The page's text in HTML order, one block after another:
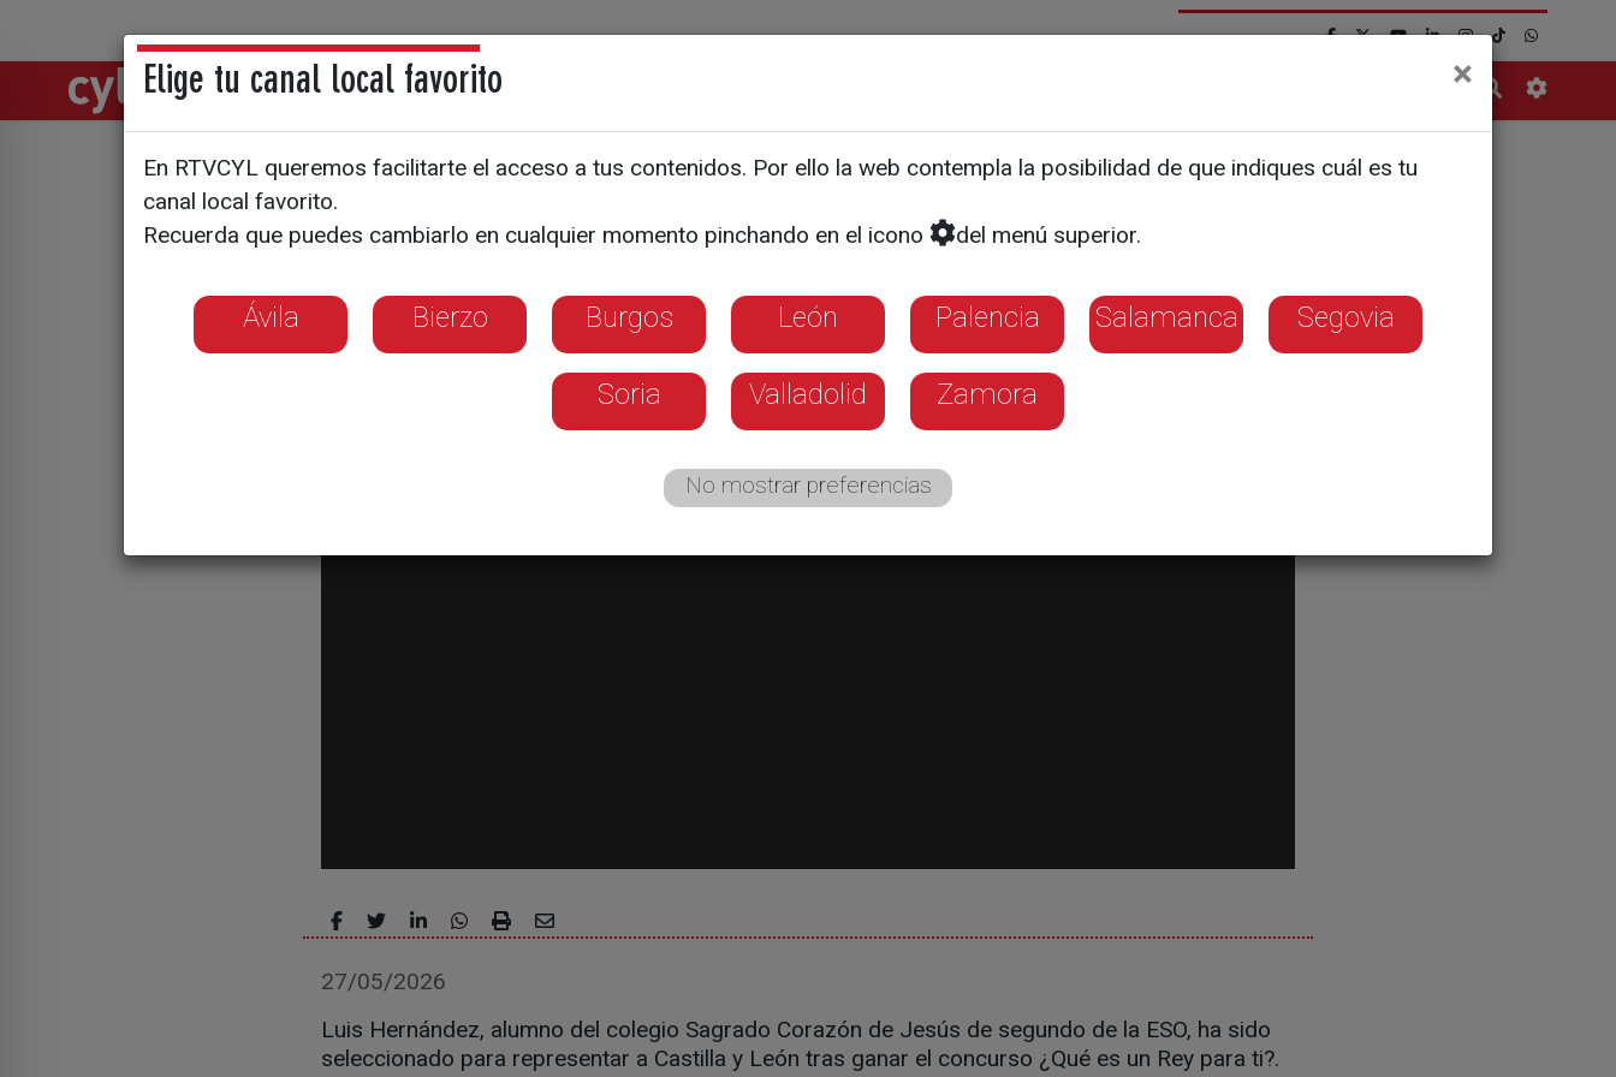
Directos Noticias
Un zamorano representará a Castilla y León
en el concurso ¿Qué es un rey para ti?
27/05/2026
Luis Hernández, alumno del colegio Sagrado Corazón de Jesús de segundo de la ESO, ha sido
seleccionado para representar a Castilla y León tras ganar el concurso ¿Qué es un Rey para ti?.
Elige tu canal local favorito ×
En RTVCYL queremos facilitarte el acceso a tus contenidos. Por ello la web contempla la posibilidad de que indiques cuál es tu
canal local favorito.
Recuerda que puedes cambiarlo en cualquier momento pinchando en el icono
del menú superior.
Ávila Bierzo Burgos León Palencia Salamanca Segovia
Soria Valladolid Zamora
No mostrar preferencias